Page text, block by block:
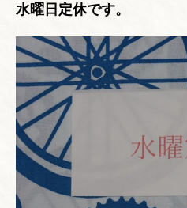
水曜日定休です。